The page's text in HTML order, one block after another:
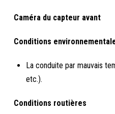
Caméra du capteur avant
Conditions
La conduite par mauvais
etc.).
Conditions routières